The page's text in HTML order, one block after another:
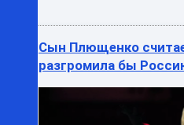
Сын Плющенко
разгромила бы